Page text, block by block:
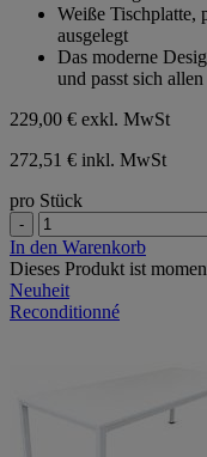
Weiße Tischplatte,
ausgelegt
Das moderne
und passt sich
229,00 € exkl. MwSt
272,51 € inkl. MwSt
pro Stück
-
In den Warenkorb
Dieses Produkt ist
Neuheit
Reconditionné